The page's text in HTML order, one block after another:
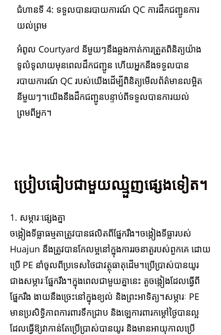
ជំហានទី 4: ទទួលបានរបាយការណ៍ QC ការដឹកជញ្ជូនការ
យល់ព្រម
អំពូល Courtyard នីមួយៗនឹងឆ្លងកាត់ការត្រួតពិនិត្យយ៉ាង
ទូលំទូលាយមុនពេលដឹកជញ្ជូន ហើយអ្នកនឹងទទួលបាន
របាយការណ៍ QC របស់យើងដើម្បីពិនិត្យមើលព័ត៌មានលម្អិត
នីមួយៗ។យើងនឹងដឹកជញ្ជូនបន្ទាប់ពីទទួលបានការយល់
ព្រមពីអ្នក។
ប្រៀបធៀបជាមួយឈ្មួញផ្សេងទៀត។
1. សម្ភារៈផ្សេងគ្នា
ចង្កៀងទីធ្លាធម្មតាត្រូវបានផលិតពីផ្នែករឹង។ចង្កៀងទីធ្លារបស់
Huajun នឹងត្រូវបានកែលម្អនៅក្នុងការរចនាតួរបស់ពួកគេ ដោយ
ប្រើ PE នាំចូលពីប្រទេសថៃជាវត្ថុធាតុដើម។ប្រើប្រាស់បានយូរ
ជាងសម្ភារៈផ្នែករឹង។ក្នុងពេលជាមួយគ្នានេះ តួចង្កៀងដែលធ្វើពី
ផ្នែករឹង ងាយនឹងច្រេះនៅក្នុងខ្យល់ និងព្រះអាទិត្យ។សម្ភារៈ PE
មានប្រសិទ្ធិភាពការពារទឹកជ្រាប និងឡេការពារកម្តៅថ្ងៃបានល្អ
ដែលធ្វើឱ្យវាកាន់តែប្រើប្រាស់បានយូរ និងមានអាយុកាលប្រើ